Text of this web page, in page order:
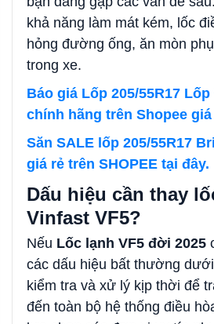
khả năng làm mát kém, lốc
hỏng đường ống, ăn mòn
trong xe.
Báo giá Lốp 205/55R17
chính hãng trên Shopee
Săn SALE lốp 205/55R17
giá rẻ trên SHOPEE tại đây.
Dấu hiệu cần thay
Vinfast VF5?
Nếu Lốc lạnh VF5 đời 2025
các dấu hiệu bất thường
kiểm tra và xử lý kịp thời để
đến toàn bộ hệ thống điều